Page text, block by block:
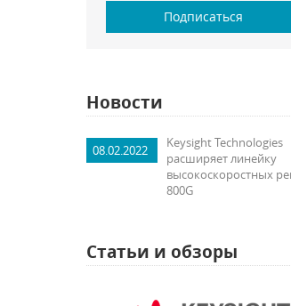
Подписаться
Новости
08.02.2022
Keysight Technologies
расширяет линейку
высокоскоростных
800G
Статьи и обзоры